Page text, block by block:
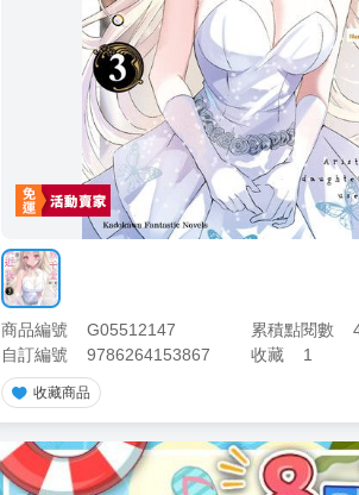
商品編號 G05512147 累積點閱數
自訂編號
9786264153867 收藏 1
收藏商品